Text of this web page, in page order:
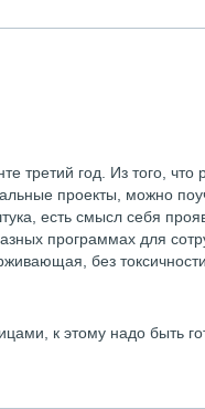
третий год. Из того,
проекты, можно
есть смысл себя
программах для
без токсичности.
к этому надо быть